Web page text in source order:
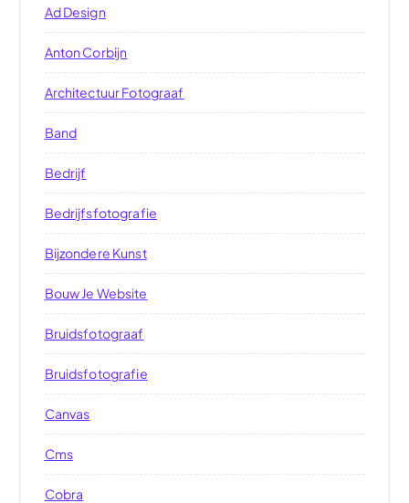
Ad Design
Anton Corbijn
Architectuur Fotograaf
Band
Bedrijf
Bedrijfsfotografie
Bijzondere Kunst
Bouw Je Website
Bruidsfotograaf
Bruidsfotografie
Canvas
Cms
Cobra